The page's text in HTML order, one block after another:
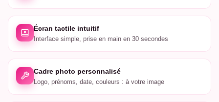
Écran tactile intuitif
Interface simple, prise en main en 30 secondes
Cadre photo personnalisé
Logo, prénoms, date, couleurs : à votre image